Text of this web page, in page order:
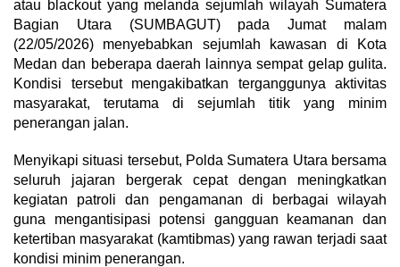
atau blackout yang melanda sejumlah wilayah Sumatera
Bagian Utara (SUMBAGUT) pada Jumat malam
(22/05/2026) menyebabkan sejumlah kawasan di Kota
Medan dan beberapa daerah lainnya sempat gelap gulita.
Kondisi tersebut mengakibatkan terganggunya aktivitas
masyarakat, terutama di sejumlah titik yang minim
penerangan jalan.
Menyikapi situasi tersebut, Polda Sumatera Utara bersama
seluruh jajaran bergerak cepat dengan meningkatkan
kegiatan patroli dan pengamanan di berbagai wilayah
guna mengantisipasi potensi gangguan keamanan dan
ketertiban masyarakat (kamtibmas) yang rawan terjadi saat
kondisi minim penerangan.